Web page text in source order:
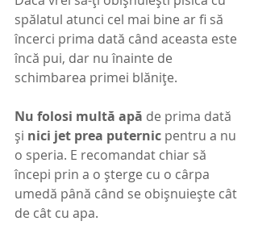
spălatul atunci cel mai bine ar fi să
încerci prima dată când aceasta este
încă pui, dar nu înainte de
schimbarea primei blănițe.
Nu folosi multă apă de prima dată
și nici jet prea puternic pentru a nu
o speria. E recomandat chiar să
începi prin a o șterge cu o cârpa
umedă până când se obișnuiește cât
de cât cu apa.